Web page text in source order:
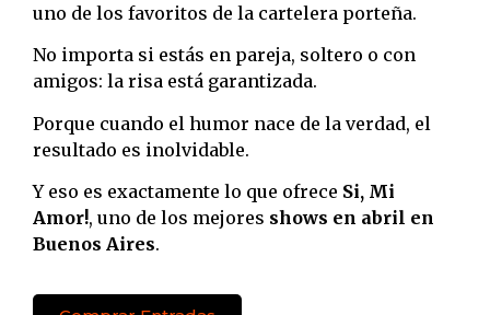
uno de los favoritos de la cartelera porteña.
No importa si estás en pareja, soltero o con
amigos: la risa está garantizada.
Porque cuando el humor nace de la verdad, el
resultado es inolvidable.
Y eso es exactamente lo que ofrece Si, Mi
Amor!, uno de los mejores shows en abril en
Buenos Aires.